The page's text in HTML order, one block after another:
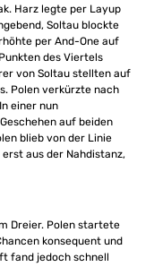
Harz legte per Layup
Soltau blockte
per And-One auf
des Viertels
von Soltau stellten auf
Polen verkürzte nach
einer nun
auf beiden
blieb von der Linie
aus der Nahdistanz,
Dreier. Polen startete
konsequent und
fand jedoch schnell